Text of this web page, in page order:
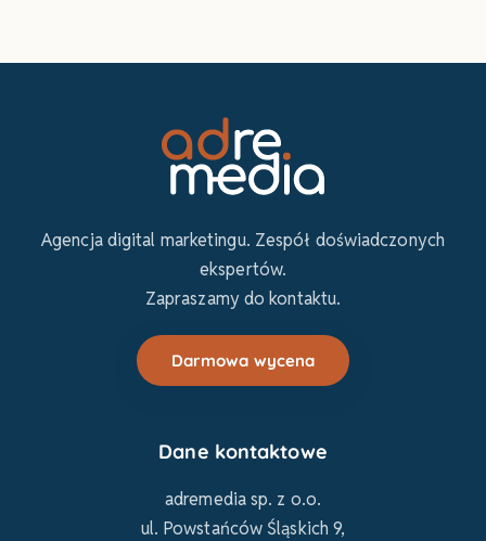
Agencja digital marketingu. Zespół doświadczonych
ekspertów.
Zapraszamy do kontaktu.
Darmowa wycena
Dane kontaktowe
adremedia sp. z o.o.
ul. Powstańców Śląskich 9,